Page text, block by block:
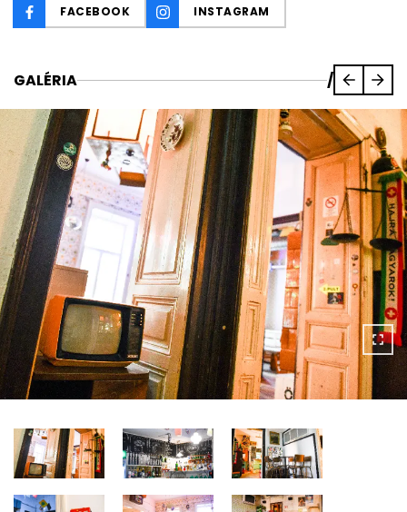
FACEBOOK INSTAGRAM
GALÉRIA /